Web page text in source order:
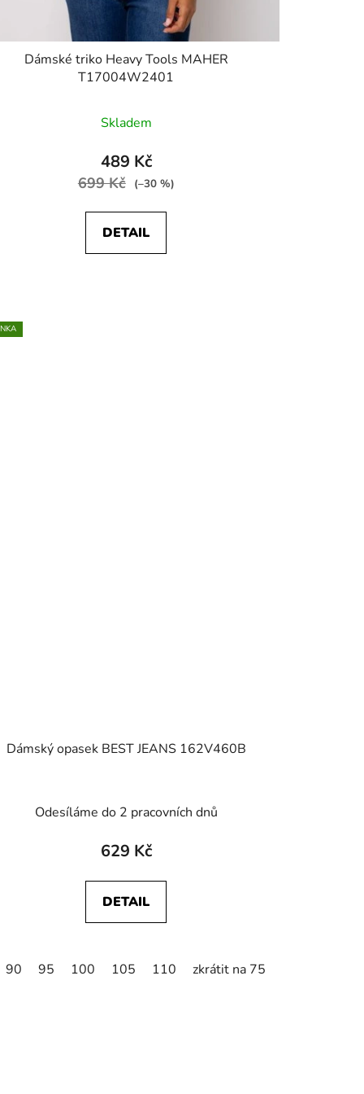
Dámské triko Heavy Tools MAHER
T17004W2401
Skladem
489 Kč
699 Kč (–30 %)
DETAIL
Dámský opasek BEST JEANS 162V460B
Odesíláme do 2 pracovních dnů
629 Kč
DETAIL
90 95 100 105 110 zkrátit na 75